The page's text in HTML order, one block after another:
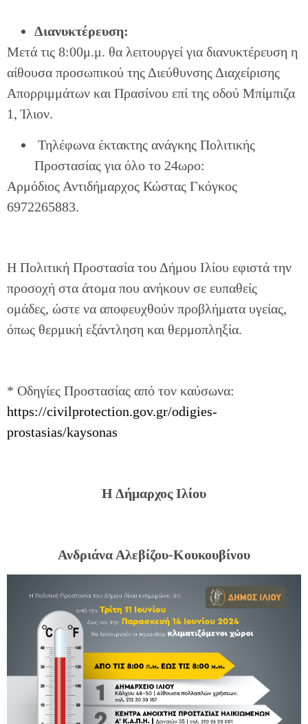
Διανυκτέρευση:
Μετά τις 8:00μ.μ. θα λειτουργεί για διανυκτέρευση η
αίθουσα προσωπικού της Διεύθυνσης Διαχείρισης
Απορριμμάτων και Πρασίνου επί της οδού Μπίμπιζα
1, Ίλιον.
Τηλέφωνα έκτακτης ανάγκης Πολιτικής
Προστασίας για όλο το 24ωρο:
Αρμόδιος Αντιδήμαρχος Κώστας Γκόγκος
6972265883.
Η Πολιτική Προστασία του Δήμου Ιλίου εφιστά την
προσοχή στα άτομα που ανήκουν σε ευπαθείς
ομάδες, ώστε να αποφευχθούν προβλήματα υγείας,
όπως θερμική εξάντληση και θερμοπληξία.
* Οδηγίες Προστασίας από τον καύσωνα:
https://civilprotection.gov.gr/odigies-
prostasias/kaysonas
Η Δήμαρχος Ιλίου
Ανδριάνα Αλεβίζου-Κουκουβίνου